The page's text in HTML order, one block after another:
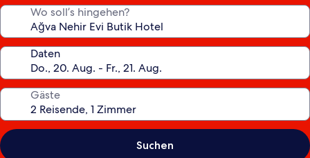
Wo soll’s hingehen?
Daten
Gäste
Suchen